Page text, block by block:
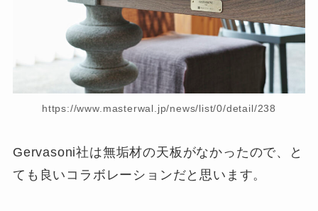
https://www.masterwal.jp/news/list/0/detail/238
Gervasoni社は無垢材の天板がなかったので、と
ても良いコラボレーションだと思います。